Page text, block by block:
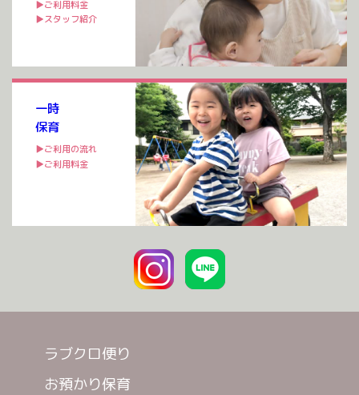
一時
保育
▶ご利用の流れ
▶ご利用料金
▶ご利用料金
▶スタッフ紹介
ラブクロ便り
お預かり保育